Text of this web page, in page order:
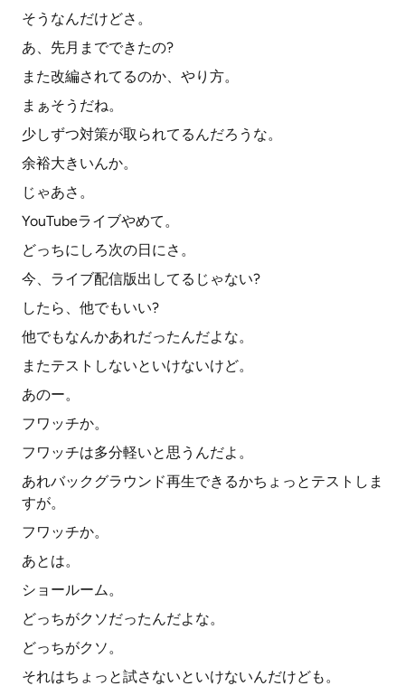
そうなんだけどさ。
あ、先月までできたの?
また改編されてるのか、やり方。
まぁそうだね。
少しずつ対策が取られてるんだろうな。
余裕大きいんか。
じゃあさ。
YouTubeライブやめて。
どっちにしろ次の日にさ。
今、ライブ配信版出してるじゃない?
したら、他でもいい?
他でもなんかあれだったんだよな。
またテストしないといけないけど。
あのー。
フワッチか。
フワッチは多分軽いと思うんだよ。
あれバックグラウンド再生できるかちょっとテストしま
すが。
フワッチか。
あとは。
ショールーム。
どっちがクソだったんだよな。
どっちがクソ。
それはちょっと試さないといけないんだけども。